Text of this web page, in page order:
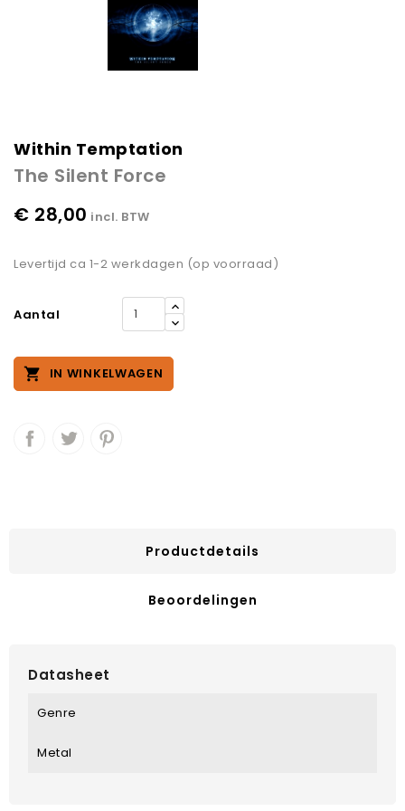
Within Temptation
The Silent Force
€ 28,00 incl. BTW
Levertijd ca 1-2 werkdagen (op voorraad)
Aantal
 IN WINKELWAGEN
Productdetails
Beoordelingen
Datasheet
Genre
Metal